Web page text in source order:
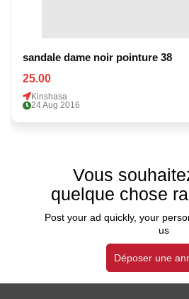
sandale dame noir pointure 38
25.00
Kinshasa
24 Aug 2016
Vous
quelque chose
Post your ad quickly, your
us
Déposer une